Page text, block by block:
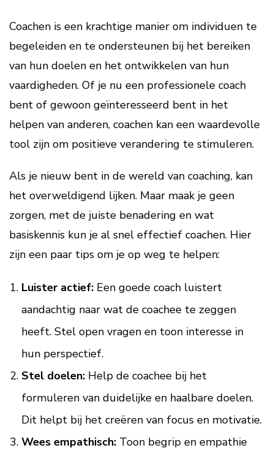
Coachen is een krachtige manier om individuen te
begeleiden en te ondersteunen bij het bereiken
van hun doelen en het ontwikkelen van hun
vaardigheden. Of je nu een professionele coach
bent of gewoon geïnteresseerd bent in het
helpen van anderen, coachen kan een waardevolle
tool zijn om positieve verandering te stimuleren.
Als je nieuw bent in de wereld van coaching, kan
het overweldigend lijken. Maar maak je geen
zorgen, met de juiste benadering en wat
basiskennis kun je al snel effectief coachen. Hier
zijn een paar tips om je op weg te helpen:
Luister actief: Een goede coach luistert
aandachtig naar wat de coachee te zeggen
heeft. Stel open vragen en toon interesse in
hun perspectief.
Stel doelen: Help de coachee bij het
formuleren van duidelijke en haalbare doelen.
Dit helpt bij het creëren van focus en motivatie.
Wees empathisch: Toon begrip en empathie